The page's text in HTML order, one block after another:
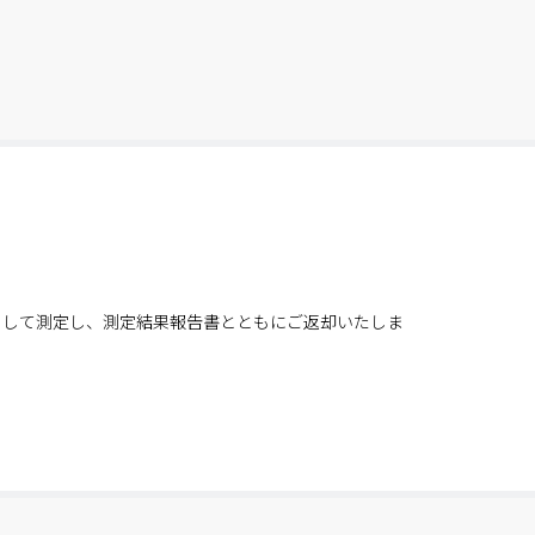
て測定し、測定結果報告書とともにご返却いたしま